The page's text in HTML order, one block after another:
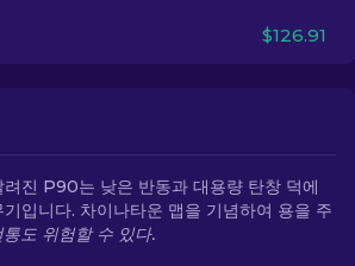
$126.91
진 P90는 낮은 반동과 대용량 탄창 덕에
입니다. 차이나타운 맵을 기념하여 용을 주
통도 위험할 수 있다.